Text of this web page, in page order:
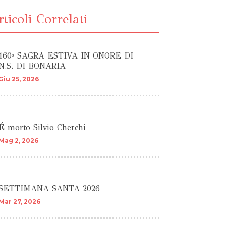
Correlati
SAGRA ESTIVA IN ONORE DI
DI BONARIA
25, 2026
morto Silvio Cherchi
2, 2026
SANTA 2026
27, 2026